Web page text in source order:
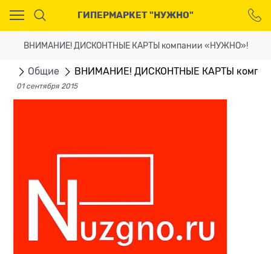
ГИПЕРМАРКЕТ "НУЖНО"
ВНИМАНИЕ! ДИСКОНТНЫЕ КАРТЫ компании «НУЖНО»!
Общие ВНИМАНИЕ! ДИСКОНТНЫЕ КАРТЫ
01 сентября 2015
Ваш город - Москва,
угадали?